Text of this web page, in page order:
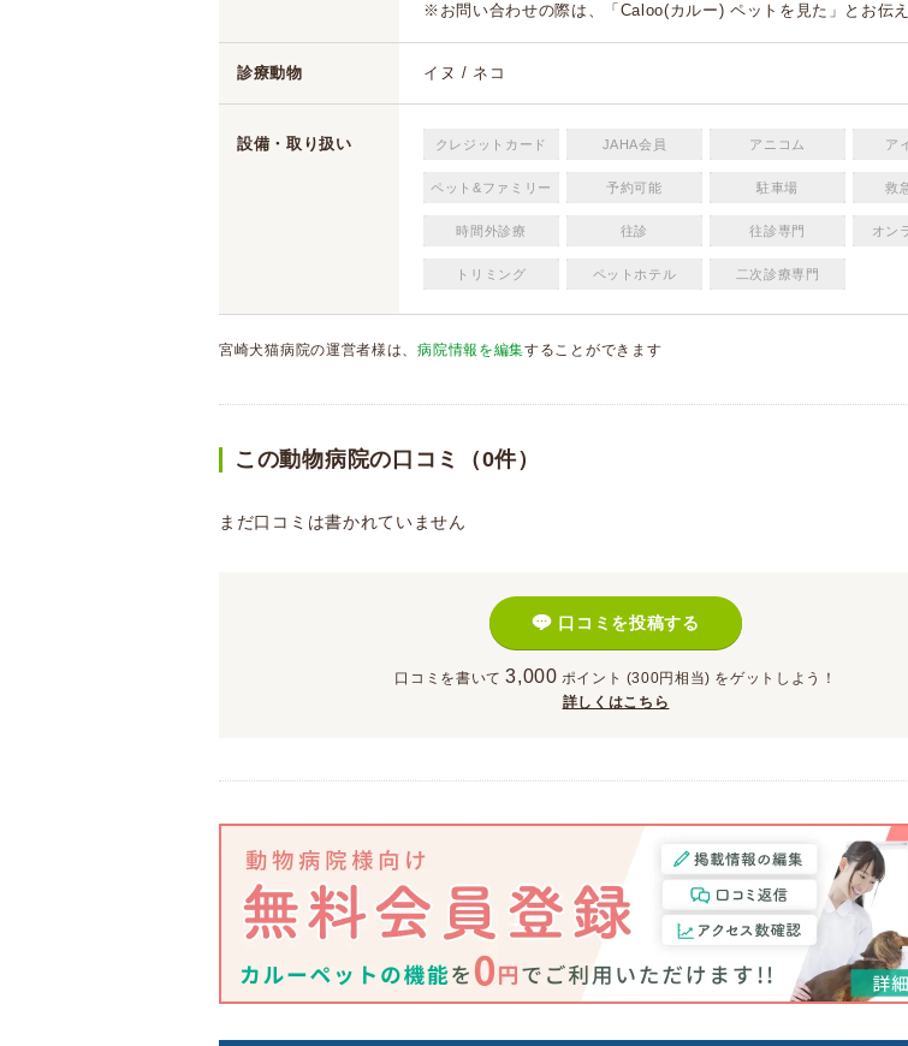
※お問い合わせの際は、「Caloo(カルー) ペットを見た」とお伝え
診療動物 イヌ / ネコ
設備・取り扱い クレジットカード JAHA会員 アニコム ア
ペット&ファミリー 予約可能 駐車場 救
時間外診療 往診 往診専門 オン
トリミング ペットホテル 二次診療専門
宮崎犬猫病院の運営者様は、病院情報を編集することができます
この動物病院の口コミ（0件）
まだ口コミは書かれていません
口コミを投稿する
口コミを書いて 3,000 ポイント (300円相当) をゲットしよう！
詳しくはこちら